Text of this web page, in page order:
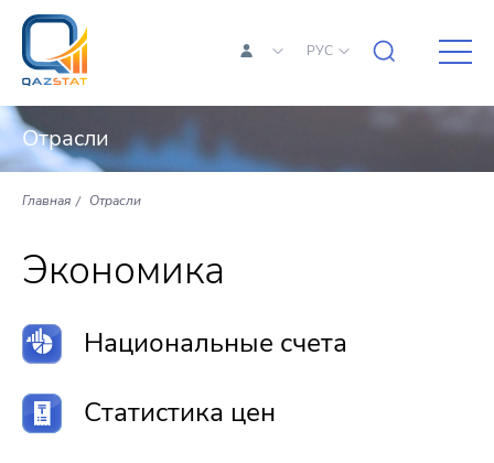
РУС
Отрасли
Главная Отрасли
Экономика
Национальные счета
Статистика цен